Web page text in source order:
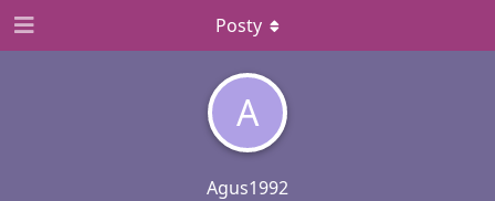
A
Agus1992
Posty